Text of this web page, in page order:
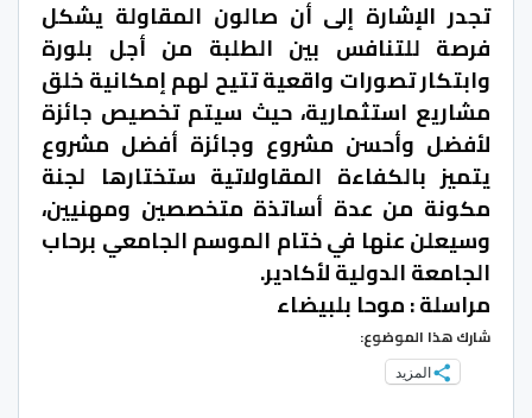
تجدر الإشارة إلى أن صالون المقاولة يشكل
فرصة للتنافس بين الطلبة من أجل بلورة
وابتكار تصورات واقعية تتيح لهم إمكانية خلق
مشاريع استثمارية، حيث سيتم تخصيص جائزة
لأفضل وأحسن مشروع وجائزة أفضل مشروع
يتميز بالكفاءة المقاولاتية ستختارها لجنة
مكونة من عدة أساتذة متخصصين ومهنيين،
وسيعلن عنها في ختام الموسم الجامعي برحاب
الجامعة الدولية لأكادير.
مراسلة : موحا بلبيضاء
شارك هذا الموضوع:
المزيد